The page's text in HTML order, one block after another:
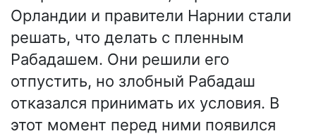
Орландии и правители Нарнии стали
решать, что делать с пленным
Рабадашем. Они решили его
отпустить, но злобный Рабадаш
отказался принимать их условия. В
этот момент перед ними появился